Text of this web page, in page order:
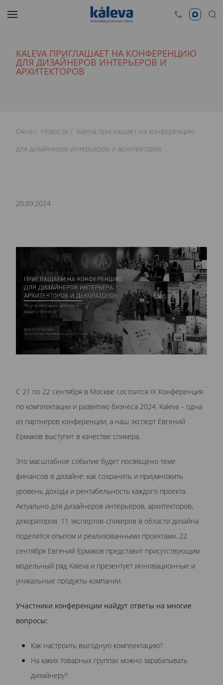
KALEVA ПРИГЛАШАЕТ НА КОНФЕРЕНЦИЮ
ДЛЯ ДИЗАЙНЕРОВ ИНТЕРЬЕРОВ И
АРХИТЕКТОРОВ
Окна Новости
Kaleva приглашает на конференцию
для дизайнеров интерьеров и архитекторов
20.09.2024
С 21 по 22 сентября в Москве состоится IX Конференция
по комплектации и развитию бизнеса 2024. Kaleva – одна
из партнеров конференции, а наш эксперт Евгений
Ермаков выступит в качестве спикера.
Это масштабное событие будет посвящено теме
финансов в дизайне: как сохранить и приумножить
уровень дохода и рентабельность каждого проекта.
Актуально для дизайнеров интерьеров, архитекторов,
декораторов. 11 экспертов-спикеров в области дизайна
поделятся опытом и реализованными проектами. 22
сентября Евгений Ермаков представит присутствующим
модельный ряд Kaleva и презентует инновационные и
уникальные продукты компании.
Участники конференции найдут ответы на многие
вопросы:
Как настроить выгодную комплектацию?
На каких товарных группах можно зарабатывать
дизайнеру?